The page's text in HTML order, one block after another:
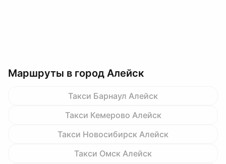
Маршруты в город Алейск
Такси Барнаул Алейск
Такси Кемерово Алейск
Такси Новосибирск Алейск
Такси Омск Алейск